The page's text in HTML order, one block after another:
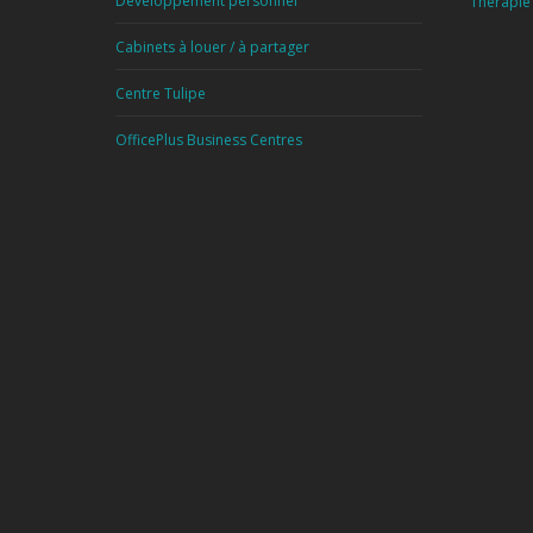
Cabinets à louer / à partager
Centre Tulipe
OfficePlus Business Centres